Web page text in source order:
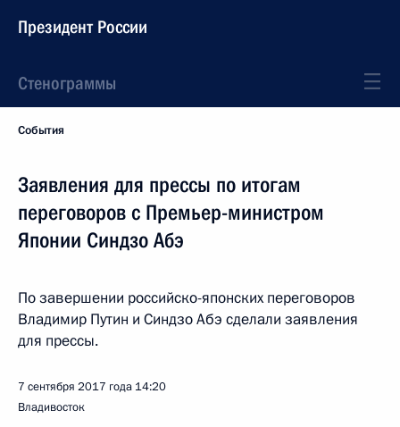
Президент России
Стенограммы
События
Заявления для прессы по итогам
переговоров с Премьер-министром
Японии Синдзо Абэ
По завершении российско-японских переговоров
Владимир Путин и Синдзо Абэ сделали заявления
для прессы.
7 сентября 2017 года 14:20
Владивосток